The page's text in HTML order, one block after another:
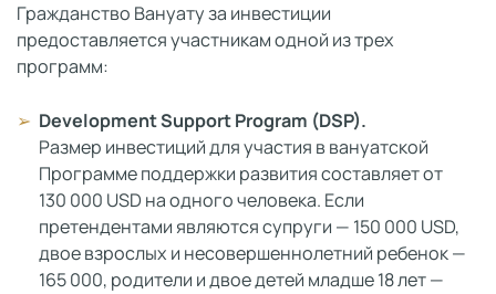
Гражданство Вануату за инвестиции
предоставляется участникам одной из трех
программ:
DevelopmentSupportProgram (DSP).
Размер инвестиций для участия в вануатской
Программе поддержки развития составляет от
130 000 USD на одного человека. Если
претендентами являются супруги — 150 000 USD,
двое взрослых и несовершеннолетний ребенок —
165 000, родители и двое детей младше 18 лет —